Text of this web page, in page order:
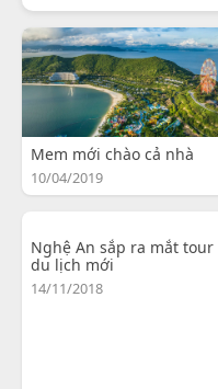
Mem mới chào cả nhà
10/04/2019
Nghệ An sắp ra mắt tour
du lịch mới
14/11/2018